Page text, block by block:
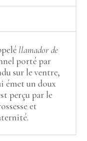
llamador de
porté par
sur le ventre,
un doux
perçu par le
et